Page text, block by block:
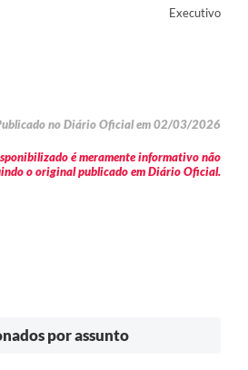
Executivo
no Diário Oficial em 02/03/2026
é meramente informativo não
o original publicado em Diário Oficial.
por assunto